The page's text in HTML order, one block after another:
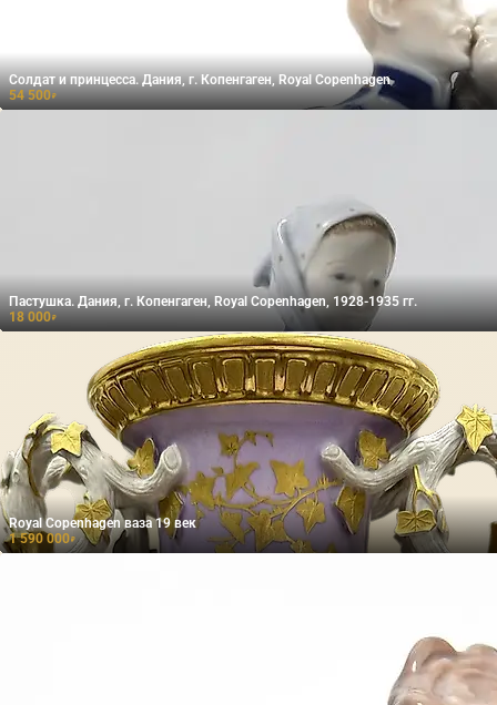
Солдат и принцесса. Дания, г. Копенгаген, Royal Copenhagen
54 500₽
Пастушка. Дания, г. Копенгаген, Royal Copenhagen, 1928-1935 гг.
18 000₽
Royal Copenhagen ваза 19 век
1 590 000₽